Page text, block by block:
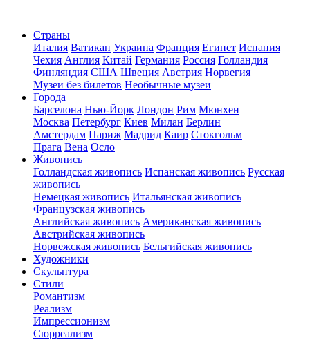
Страны
Италия Ватикан Украина Франция Египет Испания
Чехия Англия Китай Германия Россия Голландия
Финляндия США Швеция Австрия Норвегия
Музеи без билетов Необычные музеи
Города
Барселона Нью-Йорк Лондон Рим Мюнхен
Москва Петербург Киев Милан Берлин
Амстердам Париж Мадрид Каир Стокгольм
Прага Вена Осло
Живопись
Голландская живопись Испанская живопись Русская
живопись
Немецкая живопись Итальянская живопись
Французская живопись
Английская живопись Американская живопись
Австрийская живопись
Норвежская живопись Бельгийская живопись
Художники
Скульптура
Стили
Романтизм
Реализм
Импрессионизм
Сюрреализм